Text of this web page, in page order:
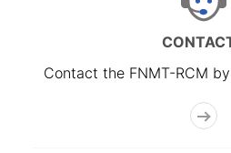
Contact the FNMT-RCM